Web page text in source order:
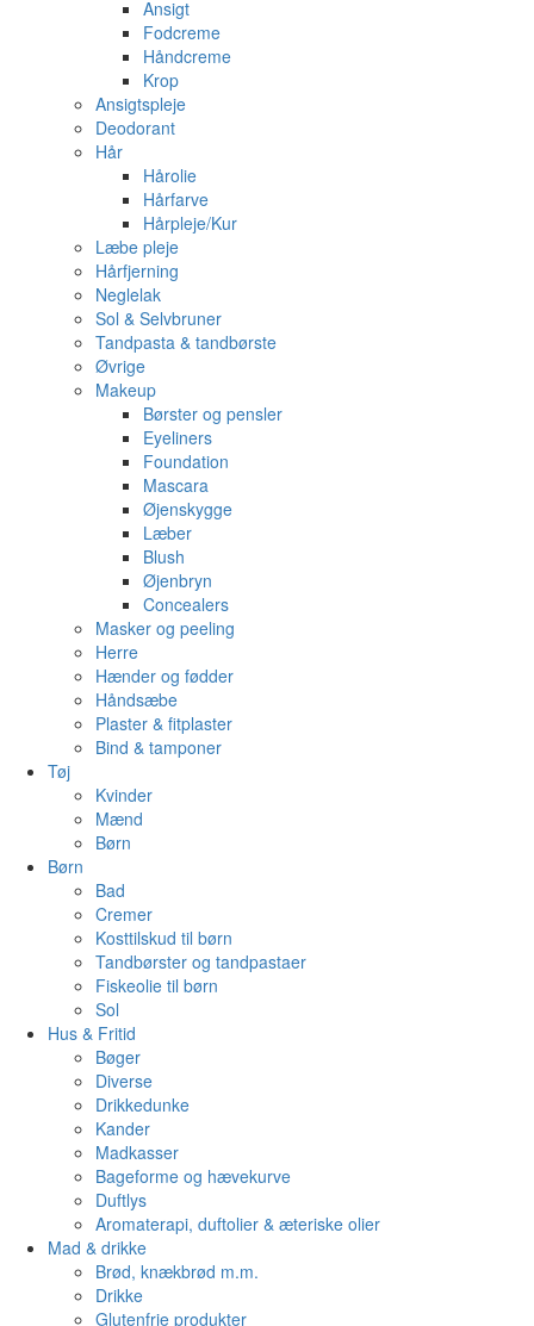
Ansigt
Fodcreme
Håndcreme
Krop
Ansigtspleje
Deodorant
Hår
Hårolie
Hårfarve
Hårpleje/Kur
Læbe pleje
Hårfjerning
Neglelak
Sol & Selvbruner
Tandpasta & tandbørste
Øvrige
Makeup
Børster og pensler
Eyeliners
Foundation
Mascara
Øjenskygge
Læber
Blush
Øjenbryn
Concealers
Masker og peeling
Herre
Hænder og fødder
Håndsæbe
Plaster & fitplaster
Bind & tamponer
Tøj
Kvinder
Mænd
Børn
Børn
Bad
Cremer
Kosttilskud til børn
Tandbørster og tandpastaer
Fiskeolie til børn
Sol
Hus & Fritid
Bøger
Diverse
Drikkedunke
Kander
Madkasser
Bageforme og hævekurve
Duftlys
Aromaterapi, duftolier & æteriske olier
Mad & drikke
Brød, knækbrød m.m.
Drikke
Glutenfrie produkter